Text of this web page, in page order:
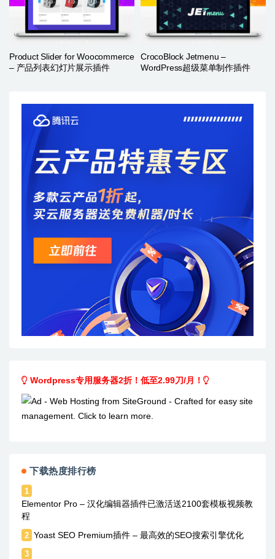
Product Slider for Woocommerce
– 产品列表幻灯片展示插件
CrocoBlock Jetmenu –
WordPress超级菜单制作插件
Wordpress专用服务器2折！低至2.99刀/月！
下载热度排行榜
1
Elementor Pro – 汉化编辑器插件已激活送2100套模板视频教
程
2 Yoast SEO Premium插件 – 最高效的SEO搜索引擎优化
3